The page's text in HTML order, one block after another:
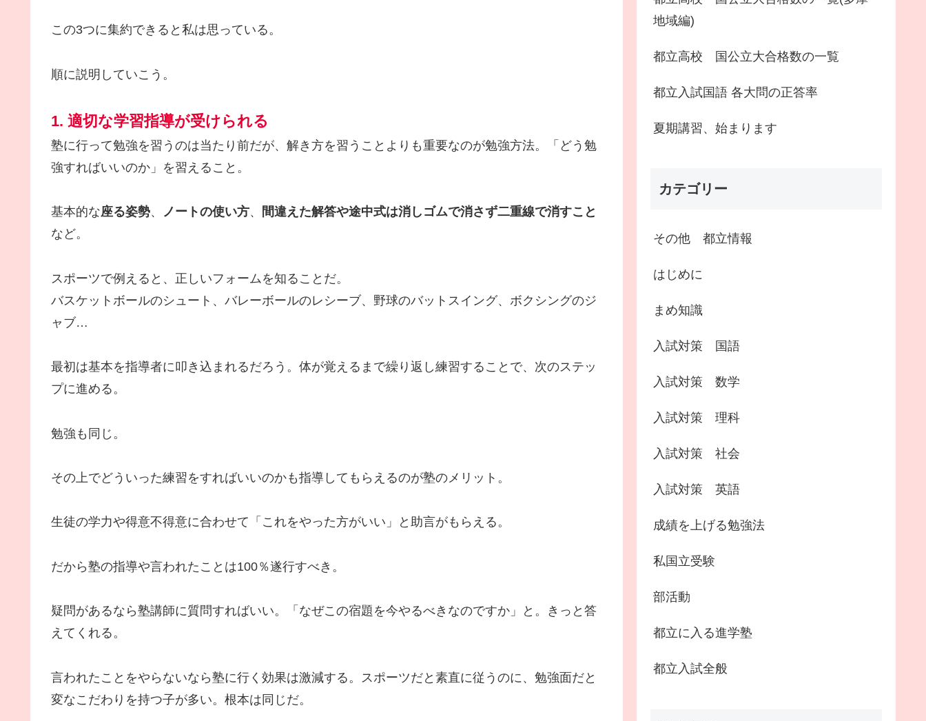
この3つに集約できると私は思っている。
順に説明していこう。
1. 適切な学習指導が受けられる
塾に行って勉強を習うのは当たり前だが、解き方を習うことよりも重要なのが勉強方法。「どう勉
強すればいいのか」を習えること。
基本的な座る姿勢、 ノートの使い方、
間違えた解答や途中式は消しゴムで消さず二重線で消すこと
など。
スポーツで例えると、正しいフォームを知ることだ。
バスケットボールのシュート、バレーボールのレシーブ、野球のバットスイング、ボクシングのジ
ャブ…
最初は基本を指導者に叩き込まれるだろう。体が覚えるまで繰り返し練習することで、次のステッ
プに進める。
勉強も同じ。
その上でどういった練習をすればいいのかも指導してもらえるのが塾のメリット。
生徒の学力や得意不得意に合わせて「これをやった方がいい」と助言がもらえる。
だから塾の指導や言われたことは100％遂行すべき。
疑問があるなら塾講師に質問すればいい。「なぜこの宿題を今やるべきなのですか」と。きっと答
えてくれる。
言われたことをやらないなら塾に行く効果は激減する。スポーツだと素直に従うのに、勉強面だと
変なこだわりを持つ子が多い。根本は同じだ。
地域編)
都立高校 国公立大合格数の一覧
都立入試国語 各大問の正答率
夏期講習、始まります
カテゴリー
その他 都立情報
はじめに
まめ知識
入試対策 国語
入試対策 数学
入試対策 理科
入試対策 社会
入試対策 英語
成績を上げる勉強法
私国立受験
部活動
都立に入る進学塾
都立入試全般